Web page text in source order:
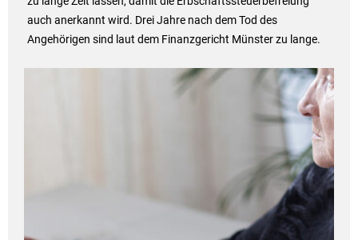
auch anerkannt wird. Drei Jahre nach dem Tod des
Angehörigen sind laut dem Finanzgericht Münster zu lange.